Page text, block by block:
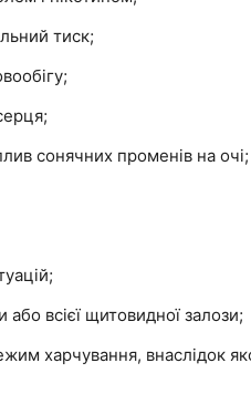
тиск;
сонячних променів на очі;
всієї щитовидної залози;
харчування, внаслідок